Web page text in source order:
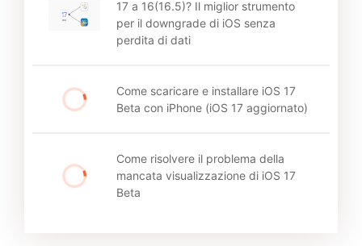
17 a 16(16.5)? Il miglior strumento
per il downgrade di iOS senza
perdita di dati
Come scaricare e installare iOS 17
Beta con iPhone (iOS 17 aggiornato)
Come risolvere il problema della
mancata visualizzazione di iOS 17
Beta